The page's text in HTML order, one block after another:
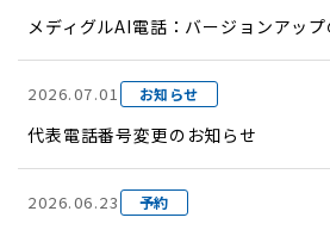
メディグルAI電話：バージョンアッ
2026.07.01 お知らせ
代表電話番号変更のお知らせ
2026.06.23 予約